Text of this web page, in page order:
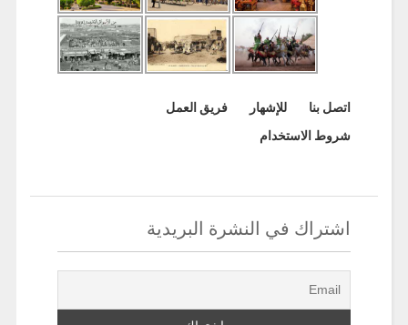
اتصل بنا للإشهار
فريق العمل
شروط الاستخدام
اشتراك في النشرة البريدية